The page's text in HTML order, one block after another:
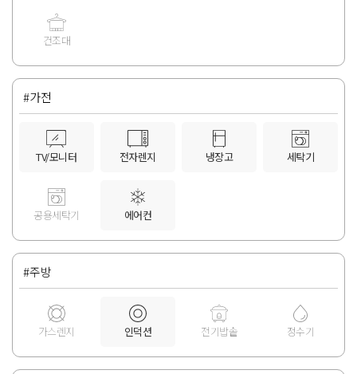
건조대
#가전
TV/모니터 전자렌지 냉장고 세탁기
공용세탁기 에어컨
#주방
가스렌지 인덕션 전기밥솥 정수기